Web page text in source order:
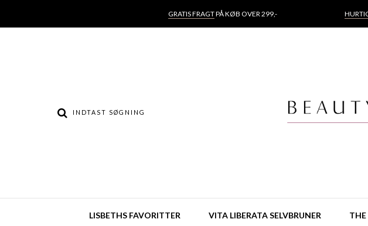
GRATIS FRAGTPÅ KØB OVER 299,-
LISBETHS FAVORITTER VITA LIBERATA SELVBRUNER THE